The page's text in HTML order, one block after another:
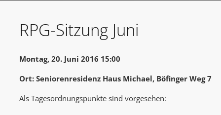
RPG-Sitzung Juni
Montag, 20. Juni 2016 15:00
Ort: Seniorenresidenz Haus Michael, Böfinger Weg 7
Als Tagesordnungspunkte sind vorgesehen: